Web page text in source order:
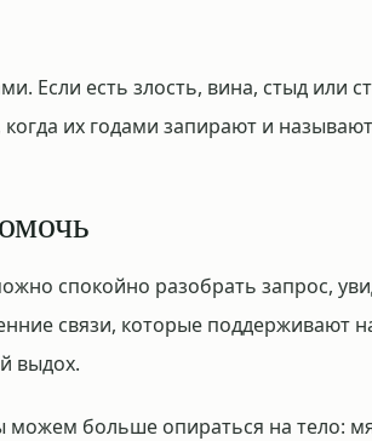
Если есть злость, вина, стыд или
их годами запирают и
спокойно разобрать запрос,
связи, которые поддерживают
выдох.
можем больше опираться на тело: